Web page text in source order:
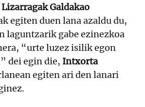
Lizarragak Galdakao
egiten duen lana azaldu du,
laguntzarik gabe ezinezkoa
“urte luzez isilik egon
dei egin die, Intxorta
egiten ari den lanari